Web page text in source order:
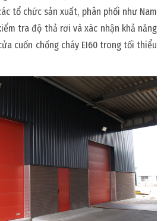
tổ chức sản xuất, phân phối như Nam
tra độ thả rơi và xác nhận khả năng
cuốn chống cháy EI60 trong tối thiểu